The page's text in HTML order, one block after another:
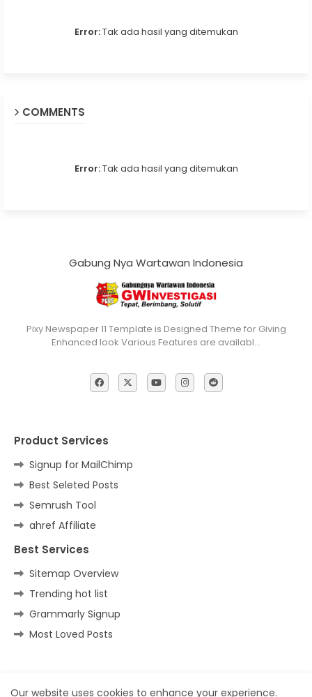
Error:Tak ada hasil yang ditemukan
COMMENTS
Error:Tak ada hasil yang ditemukan
Gabung Nya Wartawan Indonesia
Pixy Newspaper 11 Template is Designed Theme for Giving
Enhanced look Various Features are availabl…
Product Services
Signup for MailChimp
Best Seleted Posts
Semrush Tool
ahref Affiliate
Best Services
Sitemap Overview
Trending hot list
Grammarly Signup
Most Loved Posts
Home Contact us Privacy Policy
Our website uses cookies to enhance your experience.